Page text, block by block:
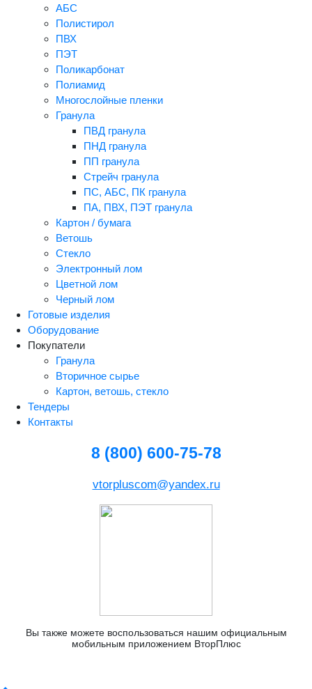
АБС
Полистирол
ПВХ
ПЭТ
Поликарбонат
Полиамид
Многослойные пленки
Гранула
ПВД гранула
ПНД гранула
ПП гранула
Стрейч гранула
ПС, АБС, ПК гранула
ПА, ПВХ, ПЭТ гранула
Картон / бумага
Ветошь
Стекло
Электронный лом
Цветной лом
Черный лом
Готовые изделия
Оборудование
Покупатели
Гранула
Вторичное сырье
Картон, ветошь, стекло
Тендеры
Контакты
8 (800) 600-75-78
vtorpluscom@yandex.ru
Вы также можете воспользоваться нашим официальным
мобильным приложением ВторПлюс